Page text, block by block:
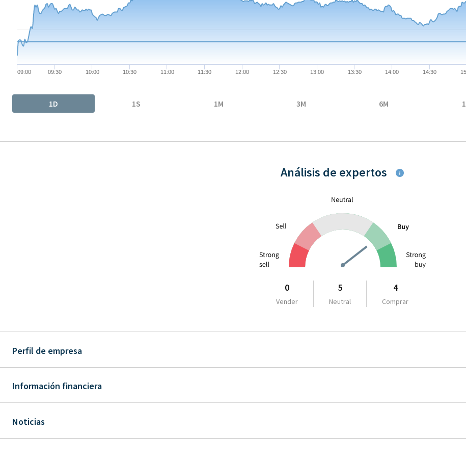
The chart has 1 Y axis displaying values. Data ranges from 12.826 to 13.03.
09:00 09:30 10:00 10:30 11:00 11:30 12:00 12:30 13:00 13:30 14:00 14:30
1D
1S 1M 3M 6M
Análisis de expertos
0
Vender
5
Neutral
4
Comprar
Perfil de empresa
Información financiera
Noticias